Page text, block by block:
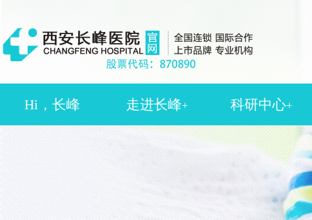
Hi，长峰 走进长峰+ 科研中心+
学术委员会
论文文献
科研技术